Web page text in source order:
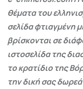
θέματα του
σελίδα φτιαγμένη
βρίσκονται σε
ιστοσελίδα της
το κρατίδιο της
την δική σας δωρεά